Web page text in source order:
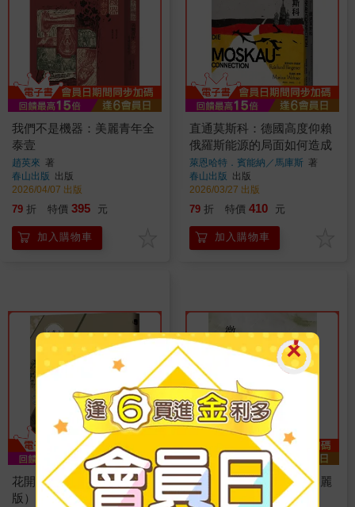
我們不是機器：美麗青年全
泰壹
趙英來 著
春山出版
出版
2026/04/07 出版
79 折 特價 395 元
加入購物車
直通莫斯科：德國高度仰賴
俄羅斯能源的局面如何造成
萊恩哈特．賓能納／馬庫斯 著
春山出版
出版
2026/03/27 出版
79 折 特價 410 元
加入購物車
花開少女華麗島（全新修訂
版）
微雨從東來：山水相逢美麗
島